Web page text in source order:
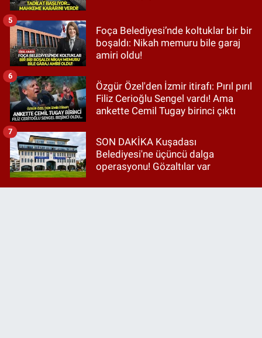
Foça Belediyesi’nde koltuklar bir bir
boşaldı: Nikah memuru bile garaj
amiri oldu!
5
Özgür Özel'den İzmir itirafı: Pırıl pırıl
Filiz Cerioğlu Sengel vardı! Ama
ankette Cemil Tugay birinci çıktı
6
SON DAKİKA Kuşadası
Belediyesi'ne üçüncü dalga
operasyonu! Gözaltılar var
7